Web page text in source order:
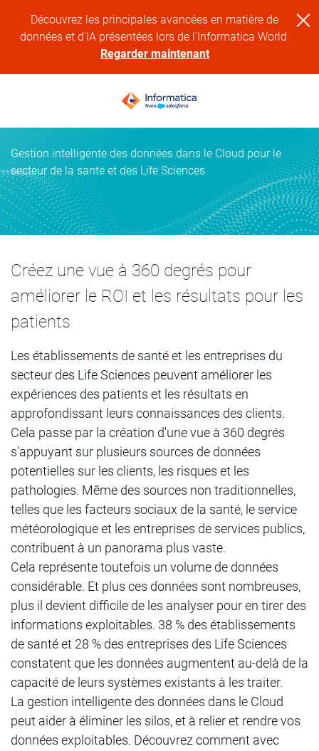
Découvrez les principales avancées en matière de
données et d'IA présentées lors de l'Informatica World.
Regarder maintenant
Gestion intelligente des données dans le Cloud pour le
secteur de la santé et des Life Sciences
Créez une vue à 360 degrés pour
améliorer le ROI et les résultats pour les
patients
Les établissements de santé et les entreprises du
secteur des Life Sciences peuvent améliorer les
expériences des patients et les résultats en
approfondissant leurs connaissances des clients.
Cela passe par la création d'une vue à 360 degrés
s'appuyant sur plusieurs sources de données
potentielles sur les clients, les risques et les
pathologies. Même des sources non traditionnelles,
telles que les facteurs sociaux de la santé, le service
météorologique et les entreprises de services publics,
contribuent à un panorama plus vaste.
Cela représente toutefois un volume de données
considérable. Et plus ces données sont nombreuses,
plus il devient difficile de les analyser pour en tirer des
informations exploitables. 38 % des établissements
de santé et 28 % des entreprises des Life Sciences
constatent que les données augmentent au-delà de la
capacité de leurs systèmes existants à les traiter.
La gestion intelligente des données dans le Cloud
peut aider à éliminer les silos, et à relier et rendre vos
données exploitables. Découvrez comment avec